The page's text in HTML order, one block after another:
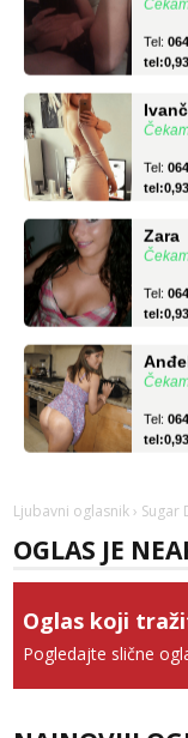
Ljubavni oglasnik › Sugar
OGLAS JE
Oglas koji
Pogledajte slične